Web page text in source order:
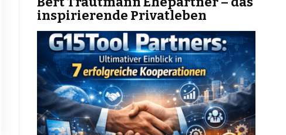
inspirierende Privatleben